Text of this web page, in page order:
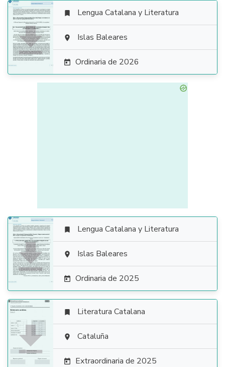

 Lengua Catalana y Literatura
 Islas Baleares
 Ordinaria de 2026

 Lengua Catalana y Literatura
 Islas Baleares
 Ordinaria de 2025

 Literatura Catalana
 Cataluña
 Extraordinaria de 2025